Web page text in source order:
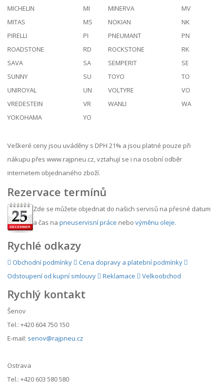
MICHELIN
MI MINERVA
MV
MITAS
MS NOKIAN
NK
PIRELLI
PI PNEUMANT
PN
ROADSTONE
RD ROCKSTONE
RK
SAVA
SA SEMPERIT
SE
SUNNY
SU TOYO
TO
UNIROYAL
UN VOLTYRE
VO
VREDESTEIN
VR WANLI
WA
YOKOHAMA
YO
Veškeré ceny jsou uváděny s DPH 21% a jsou platné pouze při
nákupu přes www.rajpneu.cz, vztahují se i na osobní odběr
internetem objednaného zboží.
Rezervace termínů
Zde se můžete objednat do našich servisů na přesné datum
a čas na pneuservisní práce nebo výměnu oleje.
Rychlé odkazy
Obchodní podmínky
Cena dopravy a platební podmínky
Odstoupení od kupní smlouvy
Reklamace Velkoobchod
Rychlý kontakt
Šenov
Tel.: +420 604 750 150
E-mail: senov@rajpneu.cz
Ostrava
Tel.: +420 603 580 580